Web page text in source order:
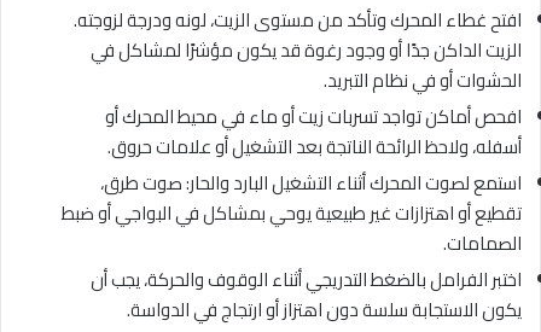
افتح غطاء المحرك وتأكد من مستوى الزيت، لونه ودرجة لزوجته.
الزيت الداكن جدًا أو وجود رغوة قد يكون مؤشرًا لمشاكل في
الحشوات أو في نظام التبريد.
افحص أماكن تواجد تسربات زيت أو ماء في محيط المحرك أو
أسفله، ولاحظ الرائحة الناتجة بعد التشغيل أو علامات حروق.
استمع لصوت المحرك أثناء التشغيل البارد والحار: صوت طرق،
تقطيع أو اهتزازات غير طبيعية يوحي بمشاكل في البواجي أو ضبط
الصمامات.
اختبر الفرامل بالضغط التدريجي أثناء الوقوف والحركة، يجب أن
يكون الاستجابة سلسة دون اهتزاز أو ارتجاج في الدواسة.